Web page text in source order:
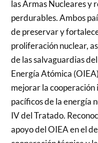
las Armas Nucleares y
perdurables. Ambos
de preservar y
proliferación nuclear,
de las salvaguardias
Energía Atómica
mejorar la cooperación
pacíficos de la energía
IV del Tratado.
apoyo del OIEA en el